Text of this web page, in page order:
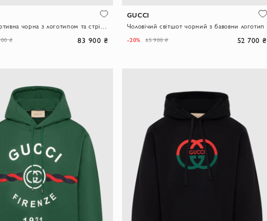
₴ 83 900 ₴
GUCCI
Чоловічий світшот чорний з бавовни логотип
-20% 65 900 ₴ 52 700 ₴